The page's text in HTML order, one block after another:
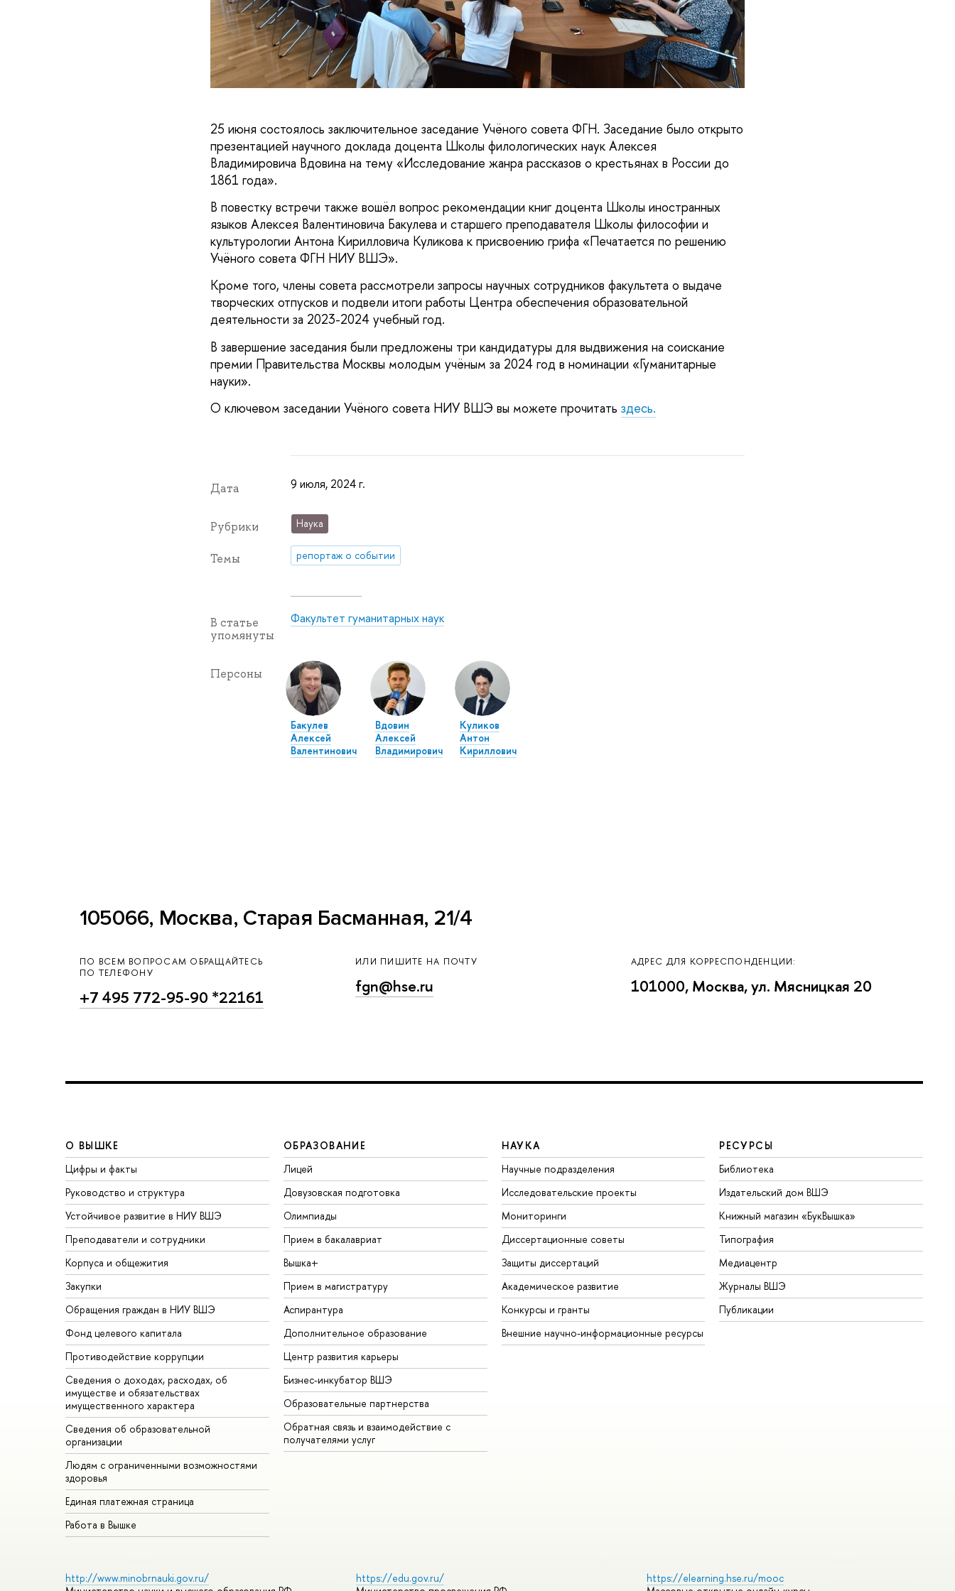
25 июня состоялось заключительное заседание Учёного совета ФГН. Заседание было открыто
презентацией научного доклада доцента Школы филологических наук Алексея
Владимировича Вдовина на тему «Исследование жанра рассказов о крестьянах в России до
1861 года».
В повестку встречи также вошёл вопрос рекомендации книг доцента Школы иностранных
языков Алексея Валентиновича Бакулева и старшего преподавателя Школы философии и
культурологии Антона Кирилловича Куликова к присвоению грифа «Печатается по решению
Учёного совета ФГН НИУ ВШЭ».
Кроме того, члены совета рассмотрели запросы научных сотрудников факультета о выдаче
творческих отпусков и подвели итоги работы Центра обеспечения образовательной
деятельности за 2023-2024 учебный год.
В завершение заседания были предложены три кандидатуры для выдвижения на соискание
премии Правительства Москвы молодым учёным за 2024 год в номинации «Гуманитарные
науки».
О ключевом заседании Учёного совета НИУ ВШЭ вы можете прочитать здесь.
Дата 9 июля, 2024 г.
Рубрики Наука
Темы репортаж о событии
В статье
упомянуты
Факультет гуманитарных наук
Персоны
Бакулев
Алексей
Валентинович
Вдовин
Алексей
Владимирович
Куликов
Антон
Кириллович
105066, Москва, Старая Басманная, 21/4
ПО ВСЕМ ВОПРОСАМ ОБРАЩАЙТЕСЬ
ПО ТЕЛЕФОНУ
+7 495 772-95-90 *22161
ИЛИ ПИШИТЕ НА ПОЧТУ
fgn@hse.ru
АДРЕС ДЛЯ КОРРЕСПОНДЕНЦИИ:
101000, Москва, ул. Мясницкая 20
О ВЫШКЕ
Цифры и факты
Руководство и структура
Устойчивое развитие в НИУ ВШЭ
Преподаватели и сотрудники
Корпуса и общежития
Закупки
Обращения граждан в НИУ ВШЭ
Фонд целевого капитала
Противодействие коррупции
Сведения о доходах, расходах, об
имуществе и обязательствах
имущественного характера
Сведения об образовательной
организации
Людям с ограниченными возможностями
здоровья
Единая платежная страница
Работа в Вышке
ОБРАЗОВАНИЕ
Лицей
Довузовская подготовка
Олимпиады
Прием в бакалавриат
Вышка+
Прием в магистратуру
Аспирантура
Дополнительное образование
Центр развития карьеры
Бизнес-инкубатор ВШЭ
Образовательные партнерства
Обратная связь и взаимодействие с
получателями услуг
НАУКА
Научные подразделения
Исследовательские проекты
Мониторинги
Диссертационные советы
Защиты диссертаций
Академическое развитие
Конкурсы и гранты
Внешние научно-информационные ресурсы
РЕСУРСЫ
Библиотека
Издательский дом ВШЭ
Книжный магазин «БукВышка»
Типография
Медиацентр
Журналы ВШЭ
Публикации
http://www.minobrnauki.gov.ru/
https://edu.gov.ru/
https://elearning.hse.ru/mooc